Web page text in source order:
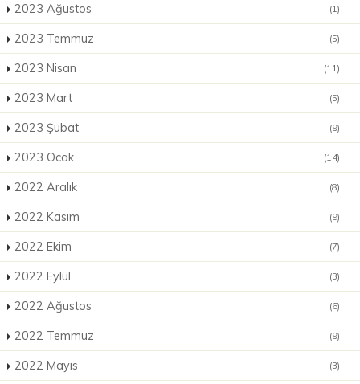
2023 Ağustos (1)
2023 Temmuz (5)
2023 Nisan (11)
2023 Mart (5)
2023 Şubat (9)
2023 Ocak (14)
2022 Aralık (8)
2022 Kasım (9)
2022 Ekim (7)
2022 Eylül (3)
2022 Ağustos (6)
2022 Temmuz (9)
2022 Mayıs (3)